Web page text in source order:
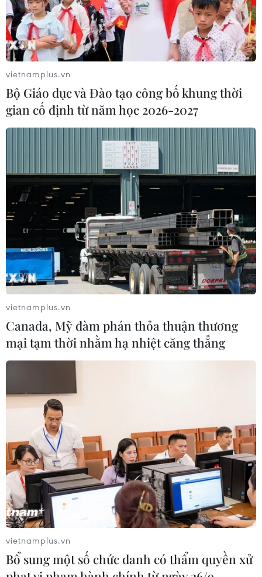
TIN CÙNG CHUYÊN MỤC
vietnamplus.vn
Bộ Giáo dục và Đào tạo công bố khung thời
gian cố định từ năm học 2026-2027
vietnamplus.vn
Canada, Mỹ đàm phán thỏa thuận thương
mại tạm thời nhằm hạ nhiệt căng thẳng
vietnamplus.vn
Bổ sung một số chức danh có thẩm quyền xử